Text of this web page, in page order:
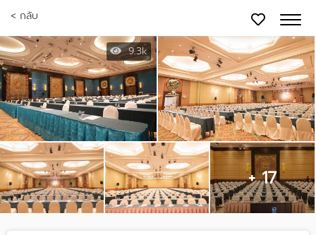
< กลับ
9.3k
+ 17